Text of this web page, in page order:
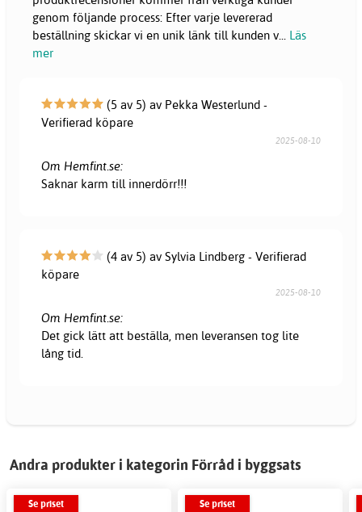
genom följande process: Efter varje levererad
beställning skickar vi en unik länk till kunden v
Läs
mer
(5 av 5) av Pekka Westerlund -
Verifierad köpare
2025-08-10
Om Hemfint.se:
Saknar karm till innerdörr!!!
(4 av 5) av Sylvia Lindberg - Verifierad
köpare
2025-08-10
Om Hemfint.se:
Det gick lätt att beställa, men leveransen tog lite
lång tid.
Andra produkter i kategorin Förråd i byggsats
Se priset Se priset